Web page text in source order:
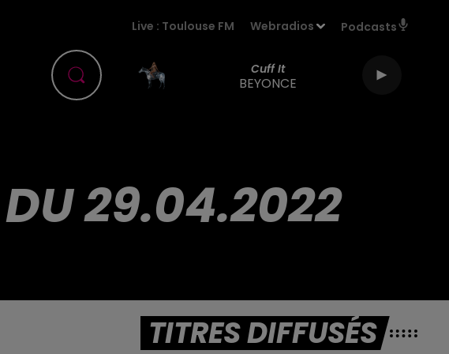
Live : Toulouse FM Webradios Podcasts
Cuff It
BEYONCE
DU 29.04.2022
TITRES DIFFUSÉS